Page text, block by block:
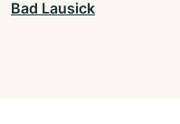
Bad Lausick